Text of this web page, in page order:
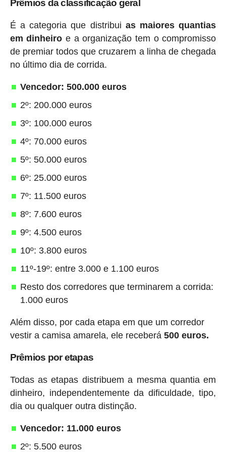
Prêmios da classificação geral
É a categoria que distribui as maiores quantias
em dinheiro e a organização tem o compromisso
de premiar todos que cruzarem a linha de chegada
no último dia de corrida.
Vencedor: 500.000 euros
2º: 200.000 euros
3º: 100.000 euros
4º: 70.000 euros
5º: 50.000 euros
6º: 25.000 euros
7º: 11.500 euros
8º: 7.600 euros
9º: 4.500 euros
10º: 3.800 euros
11º-19º: entre 3.000 e 1.100 euros
Resto dos corredores que terminarem a corrida:
1.000 euros
Além disso, por cada etapa em que um corredor
vestir a camisa amarela, ele receberá 500 euros.
Prêmios por etapas
Todas as etapas distribuem a mesma quantia em
dinheiro, independentemente da dificuldade, tipo,
dia ou qualquer outra distinção.
Vencedor: 11.000 euros
2º: 5.500 euros